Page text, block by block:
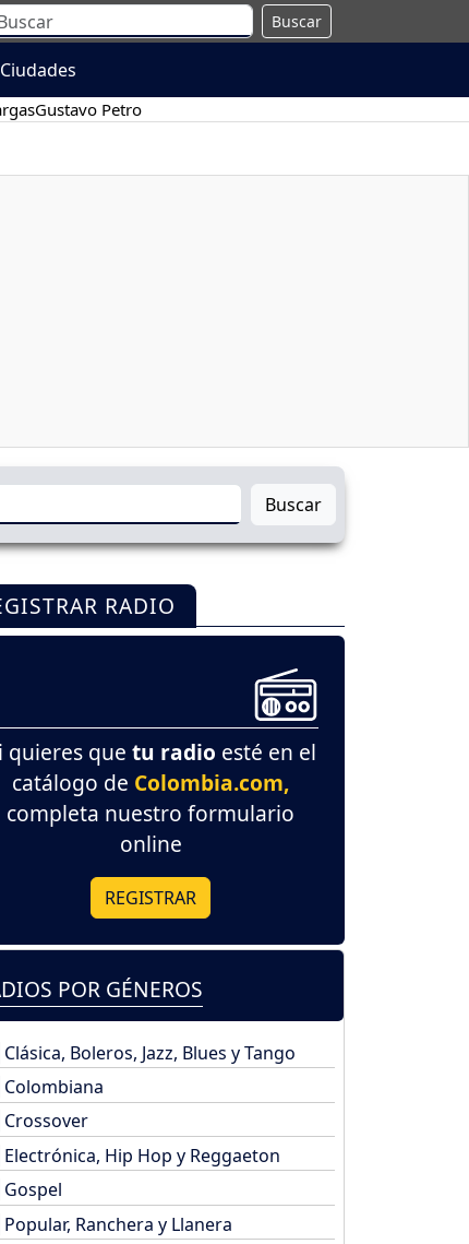
Buscar
Gustavo Petro
Buscar
RADIO
quieres que tu radio esté en el
catálogo de Colombia.com,
completa nuestro formulario
online
REGISTRAR
POR GÉNEROS
Clásica, Boleros, Jazz, Blues y Tango
Colombiana
Crossover
Electrónica, Hip Hop y Reggaeton
Gospel
Popular, Ranchera y Llanera